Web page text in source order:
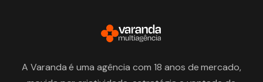
A Varanda é uma agência com 18 anos de mercado,